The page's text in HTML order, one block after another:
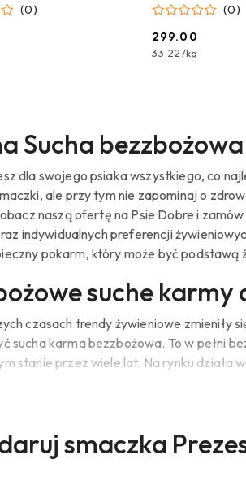
(0)
dorosłych
(0)
Cena:
299.00
33.22/kg
Sucha
dla swojego psiaka wszystkiego, co
ale przy tym nie zapominaj o
naszą ofertę na Psie Dobre i
indywidualnych preferencji
pokarm, który może być podstawą
suche
czasach trendy żywieniowe zmieniły
sucha karma bezzbożowa. To w pełni
stanie przez wiele lat. Na rynku działa
dla zwierzęcia, a co najważniejsze –
smaczka